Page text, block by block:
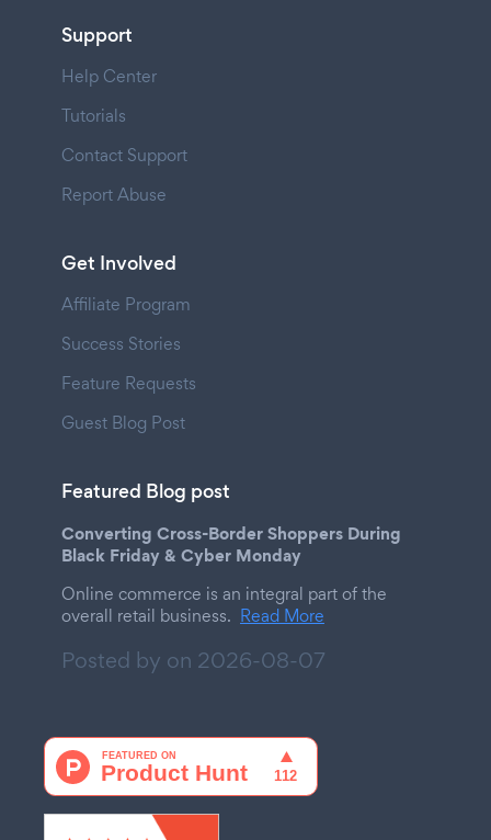
Support
Help Center
Tutorials
Contact Support
Report Abuse
Get Involved
Affiliate Program
Success Stories
Feature Requests
Guest Blog Post
Featured Blog post
Converting Cross-Border Shoppers During
Black Friday & Cyber Monday
Online commerce is an integral part of the
overall retail business. Read More
Posted by on 2026-08-07